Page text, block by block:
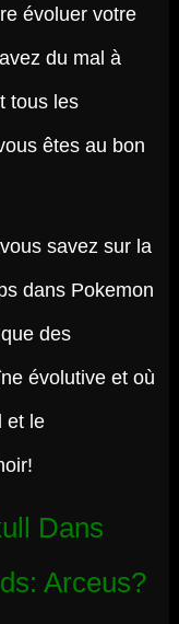
évoluer votre
du mal à
tous les
êtes au bon
savez sur la
dans Pokemon
des
évolutive et où
et le
Dans
Arceus?